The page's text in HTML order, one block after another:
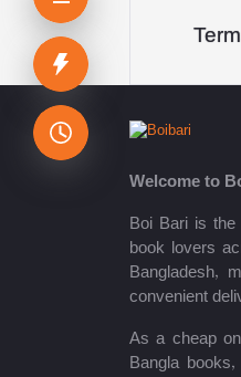
অর্কিড
পাঞ্জেরী
মফিজুল
রবীন্দ্রনাথ
মোত্তাসিন
Welcome to
Boi Bari is the
book lovers
Bangladesh,
convenient
As a cheap
Bangla